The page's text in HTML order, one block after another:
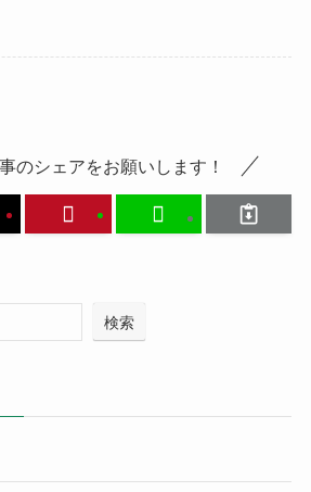
のシェアをお願いします！
検索